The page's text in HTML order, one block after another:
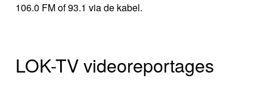
106.0 FM of 93.1 via de kabel.
LOK-TV videoreportages